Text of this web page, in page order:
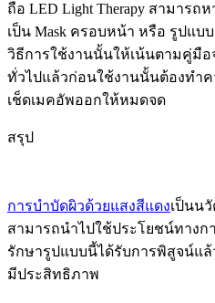
ถือ LED Light Therapy สามาร
เป็น Mask ครอบหน้า หรือ รูปแ
วิธีการใช้งานนั้นให้เน้นตามคู่มือ
ทั่วไปแล้วก่อนใช้งานนั้นต้องทำ
เช็ดเมคอัพออกให้หมดจด
สรุป
การบำบัดผิวด้วยแสงสีแดงเป็นน
สามารถนำไปใช้ประโยชน์ทาง
รักษารูปแบบนี้ได้รับการพิสูจน์แ
มีประสิทธิภาพ